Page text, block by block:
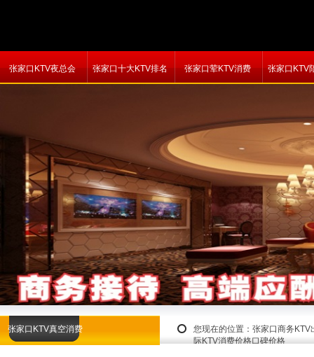
张家口KTV夜总会 张家口十大KTV排名 张家口荤KTV消费 张家口KTV
您现在的位置： 张家口商务KTV
际KTV消费价格口碑价格
张家口KTV真空消费